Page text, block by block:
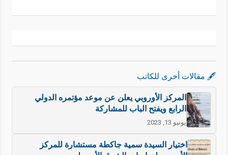
🖋️ مقالات أخرى للكاتب
المركز الأوروبي يعلن عن موعد مؤتمره الدولي
الرابع ويفتح الباب للمشاركة
يونيو 13, 2023
اختيار السيدة سمية جاكطة مستشارة للمركز